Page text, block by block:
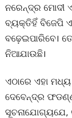
ନରେନ୍ଦ୍ର ମୋଦୀ
ବ୍ୟକ୍ତିହିଁ ବିଜେପି
ବଢ଼େଇପାରିବେ।
ନିଆଯାଉଛି।
ଏଠାରେ ଏହା
ଦେବେନ୍ଦ୍ର
ସୂଚନାଯୋଗ୍ୟଯେ,